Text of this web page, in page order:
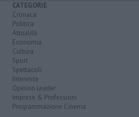
CATEGORIE
Cronaca
Politica
Attualità
Economia
Cultura
Sport
Spettacoli
Interviste
Opinion Leader
Imprese & Professioni
Programmazione Cinema